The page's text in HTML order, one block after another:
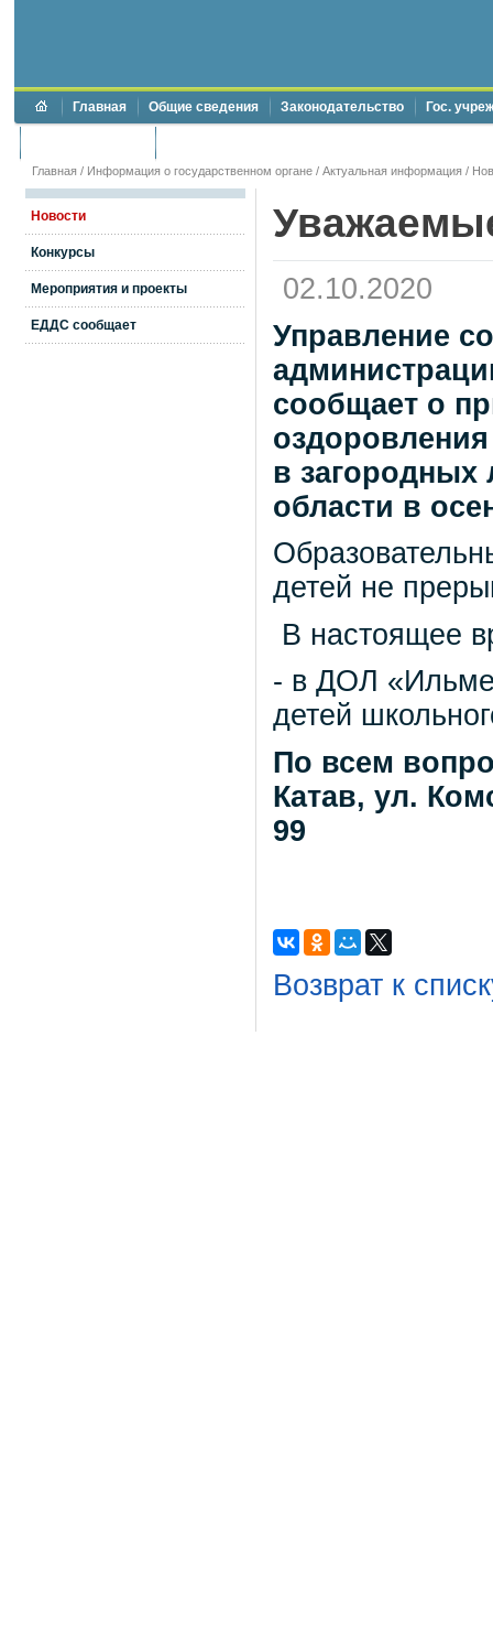
Главная Общие сведения Законодательство Гос.
Главная / Информация о государственном органе / Актуальная информация /
Новости
Конкурсы
Мероприятия и проекты
ЕДДС сообщает
02.10.2020
Управление
сообщает о
в загородных
области в
детей не
В настоящее
- в ДОЛ
детей
По всем
Катав, ул.
99
Возврат к